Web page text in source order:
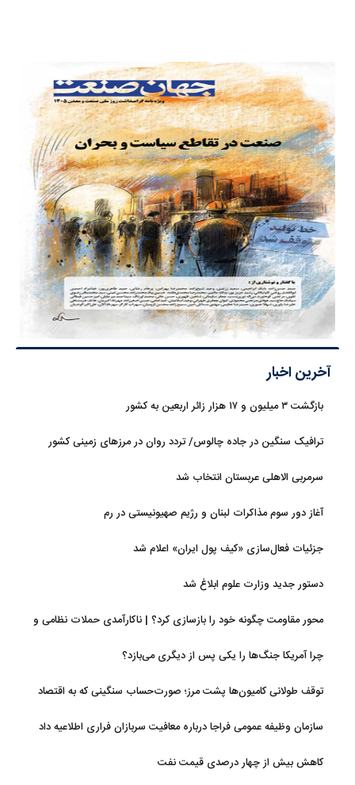
آخرین اخبار
بازگشت ۳ میلیون و ۱۷ هزار زائر اربعین به کشور
ترافیک سنگین در جاده چالوس/ تردد روان در مرزهای زمینی کشور
سرمربی الاهلی عربستان انتخاب شد
آغاز دور سوم مذاکرات لبنان و رژیم صهیونیستی در رم
جزئیات فعال‌سازی «کیف پول ایران» اعلام شد
دستور جدید وزارت علوم ابلاغ شد
محور مقاومت چگونه خود را بازسازی کرد؟ | ناکارآمدی حملات نظامی و
تحریم‌ها در فروپاشی شبکه منطقه‌ای ایران
چرا آمریکا جنگ‌ها را یکی پس از دیگری می‌بازد؟
توقف طولانی کامیون‌ها پشت مرز؛ صورت‌حساب سنگینی که به اقتصاد
سازمان وظیفه عمومی فراجا درباره معافیت سربازان فراری اطلاعیه داد
کاهش بیش از چهار درصدی قیمت نفت